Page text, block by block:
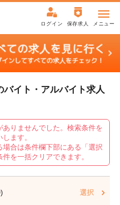
ログイン 保存求人 メニュー
バイト・アルバイト求人
りませんでした。検索条件を
ます。
場合は条件欄下部にある「選択
を一括クリアできます。
選択